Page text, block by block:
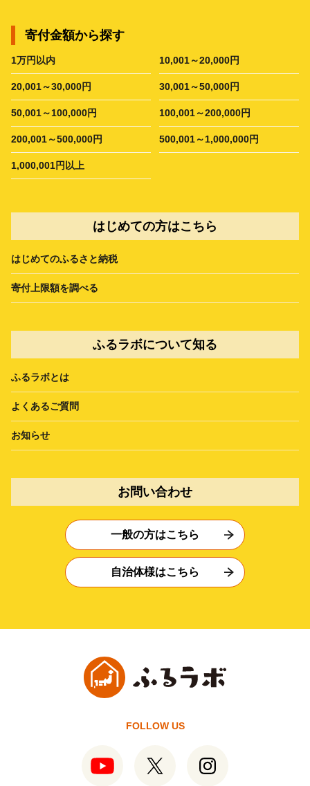
寄付金額から探す
1万円以内 10,001～20,000円
20,001～30,000円 30,001～50,000円
50,001～100,000円 100,001～200,000円
200,001～500,000円 500,001～1,000,000円
1,000,001円以上
はじめての方はこちら
はじめてのふるさと納税
寄付上限額を調べる
ふるラボについて知る
ふるラボとは
よくあるご質問
お知らせ
お問い合わせ
一般の方はこちら
自治体様はこちら
FOLLOW US